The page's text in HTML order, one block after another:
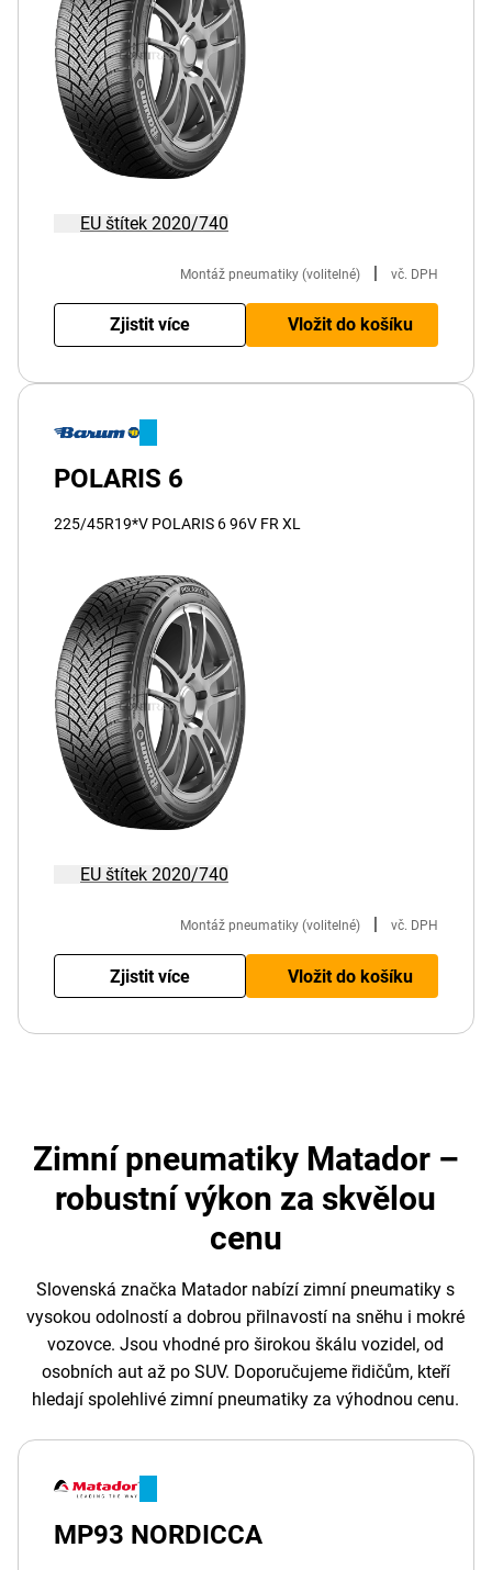
EU štítek 2020/740
Montáž pneumatiky (volitelné) | vč. DPH
Zjistit více Vložit do košíku
POLARIS 6
225/45R19*V POLARIS 6 96V FR XL
EU štítek 2020/740
Montáž pneumatiky (volitelné) vč. DPH
Zjistit více Vložit do košíku
Zimní pneumatiky Matador –
robustní výkon za skvělou
cenu
Slovenská značka Matador nabízí zimní pneumatiky s
vysokou odolností a dobrou přilnavostí na sněhu i mokré
vozovce. Jsou vhodné pro širokou škálu vozidel, od
osobních aut až po SUV. Doporučujeme řidičům, kteří
hledají spolehlivé zimní pneumatiky za výhodnou cenu.
MP93 NORDICCA